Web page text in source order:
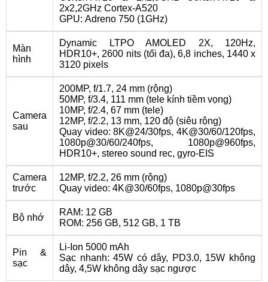
2x2,2GHz Cortex-A520
GPU: Adreno 750 (1GHz)
Màn
hình
Dynamic LTPO AMOLED 2X, 120Hz,
HDR10+, 2600 nits (tối đa), 6,8 inches, 1440 x
3120 pixels
Camera
sau
200MP, f/1.7, 24 mm (rộng)
50MP, f/3.4, 111 mm (tele kính tiềm vọng)
10MP, f/2.4, 67 mm (tele)
12MP, f/2.2, 13 mm, 120 độ (siêu rộng)
Quay video: 8K@24/30fps, 4K@30/60/120fps,
1080p@30/60/240fps, 1080p@960fps,
HDR10+, stereo sound rec, gyro-EIS
Camera
trước
12MP, f/2.2, 26 mm (rộng)
Quay video: 4K@30/60fps, 1080p@30fps
Bộ nhớ
RAM: 12 GB
ROM: 256 GB, 512 GB, 1 TB
Pin &
sạc
Li-Ion 5000 mAh
Sạc nhanh: 45W có dây, PD3.0, 15W không
dây, 4,5W không dây sạc ngược